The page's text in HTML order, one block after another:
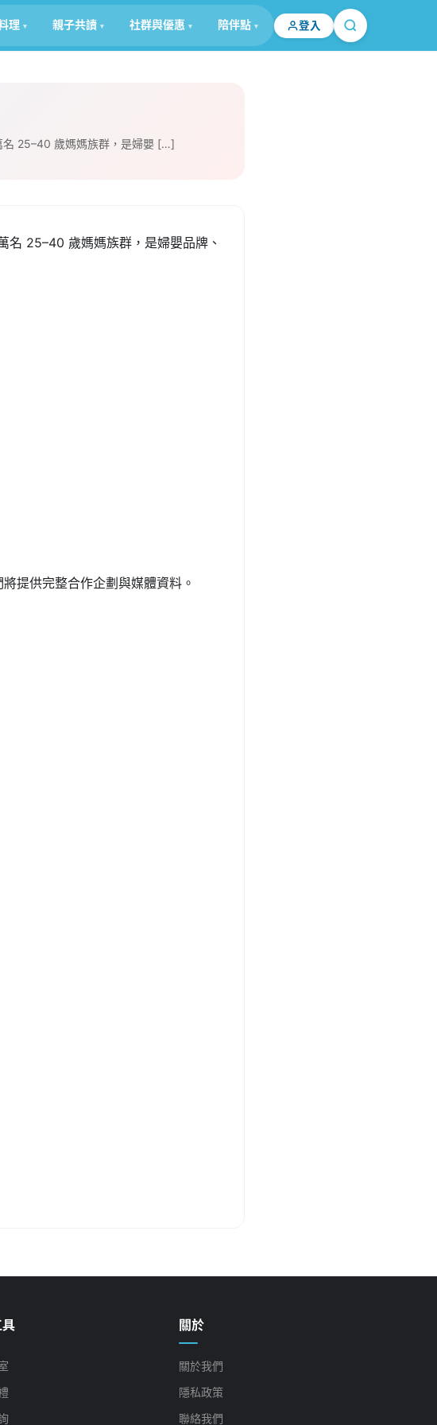
理 親子共讀 社群與優惠 陪伴點 登入
名 25–40 歲媽媽族群，是婦嬰 […]
25–40 歲媽媽族群，是婦嬰品牌、
提供完整合作企劃與媒體資料。
關於
關於我們
隱私政策
聯絡我們